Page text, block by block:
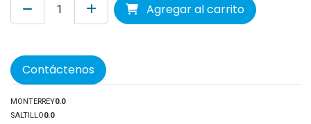
Agregar al carrito
Contáctenos
MONTERREY0.0
SALTILLO0.0